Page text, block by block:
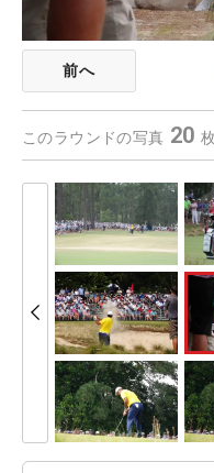
前へ
このラウンドの写真 20枚